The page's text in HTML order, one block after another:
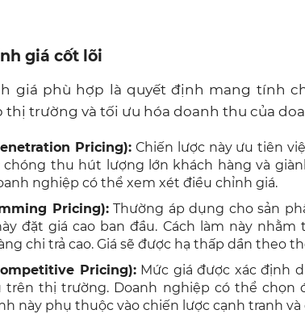
giá cốt lõi
giá phù hợp là quyết định mang tính
trường và tối ưu hóa doanh thu của
Pricing):Chiến lược này ưu tiên
thu hút lượng lớn khách hàng và
nghiệp có thể xem xét điều chỉnh giá.
Pricing):Thường áp dụng cho sản
đặt giá cao ban đầu. Cách làm này
chi trả cao. Giá sẽ được hạ thấp dần theo
Pricing):Mức giá được xác định
thị trường. Doanh nghiệp có thể chọn
này phụ thuộc vào chiến lược cạnh tranh